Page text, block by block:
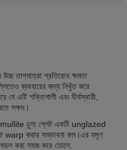
প্রতিরোধ ক্ষমতা
ব্যবহারের জন্য নিখুঁত করে
যে এটি শক্তিশালী এবং দীর্ঘস্থায়ী,
সক্ষম।
mullite চুলা প্লেট একটি unglazed
বা warp করার সম্ভাবনা কম।এর মসৃণ
করা সহজ করে তোলে.